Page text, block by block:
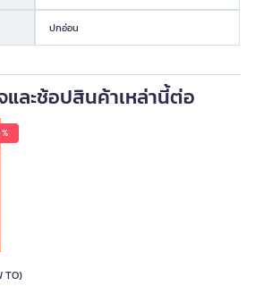
ปกอ่อน
ละช้อปสินค้าเหล่านี้ต่อ
TO)